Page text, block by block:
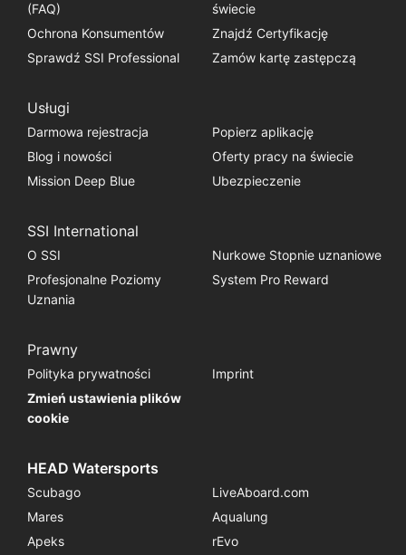
(FAQ)
świecie
Ochrona Konsumentów
Znajdź Certyfikację
Sprawdź SSI Professional
Zamów kartę zastępczą
Usługi
Darmowa rejestracja
Popierz aplikację
Blog i nowości
Oferty pracy na świecie
Mission Deep Blue
Ubezpieczenie
SSI International
O SSI
Nurkowe Stopnie uznaniowe
Profesjonalne Poziomy
Uznania
System Pro Reward
Prawny
Polityka prywatności
Imprint
Zmień ustawienia plików
cookie
HEAD Watersports
Scubago
LiveAboard.com
Mares
Aqualung
Apeks
rEvo